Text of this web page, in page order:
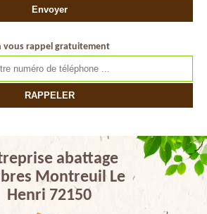
vous rappel gratuitement
abattage
Montreuil Le
Henri 72150